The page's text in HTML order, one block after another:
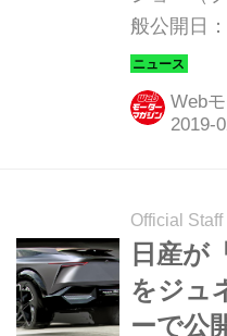
般公開日
型電気自
ー）」の
公開する
Web
Official Staff
日産が
をジュ
ーで公